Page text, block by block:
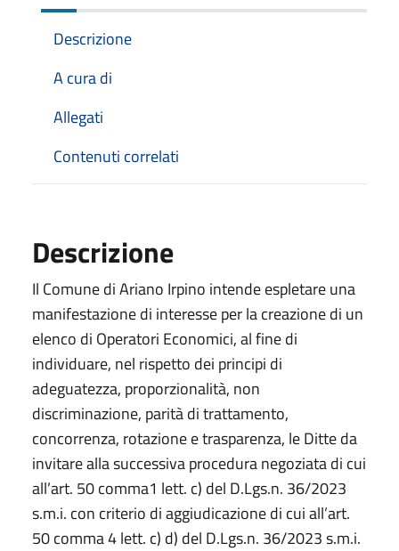
Descrizione
A cura di
Allegati
Contenuti correlati
Descrizione
Il Comune di Ariano Irpino intende espletare una
manifestazione di interesse per la creazione di un
elenco di Operatori Economici, al fine di
individuare, nel rispetto dei principi di
adeguatezza, proporzionalità, non
discriminazione, parità di trattamento,
concorrenza, rotazione e trasparenza, le Ditte da
invitare alla successiva procedura negoziata di cui
all’art. 50 comma1 lett. c) del D.Lgs.n. 36/2023
s.m.i. con criterio di aggiudicazione di cui all’art.
50 comma 4 lett. c) d) del D.Lgs.n. 36/2023 s.m.i.